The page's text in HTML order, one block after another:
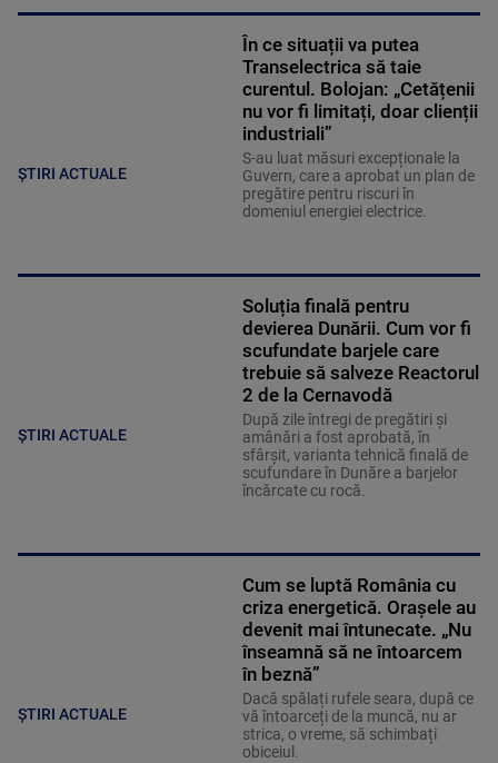
ȘTIRI ACTUALE
În ce situații va putea
Transelectrica să taie
curentul. Bolojan: „Cetățenii
nu vor fi limitați, doar clienții
industriali”
S-au luat măsuri excepționale la
Guvern, care a aprobat un plan de
pregătire pentru riscuri în
domeniul energiei electrice.
ȘTIRI ACTUALE
Soluția finală pentru
devierea Dunării. Cum vor fi
scufundate barjele care
trebuie să salveze Reactorul
2 de la Cernavodă
După zile întregi de pregătiri și
amânări a fost aprobată, în
sfârșit, varianta tehnică finală de
scufundare în Dunăre a barjelor
încărcate cu rocă.
ȘTIRI ACTUALE
Cum se luptă România cu
criza energetică. Orașele au
devenit mai întunecate. „Nu
înseamnă să ne întoarcem
în beznă”
Dacă spălați rufele seara, după ce
vă întoarceți de la muncă, nu ar
strica, o vreme, să schimbați
obiceiul.